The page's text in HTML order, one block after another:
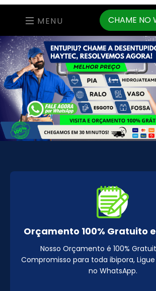
MENU CHAME NO
Orçamento 100% Gratuito
Nosso Orçamento é 100%
Compromisso para toda ibipora,
no WhatsApp.